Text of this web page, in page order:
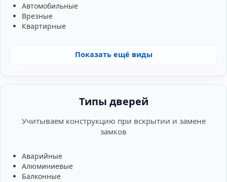
Автомобильные
Врезные
Квартирные
Показать ещё виды
Типы дверей
Учитываем конструкцию при вскрытии и замене
замков
Аварийные
Алюминиевые
Балконные